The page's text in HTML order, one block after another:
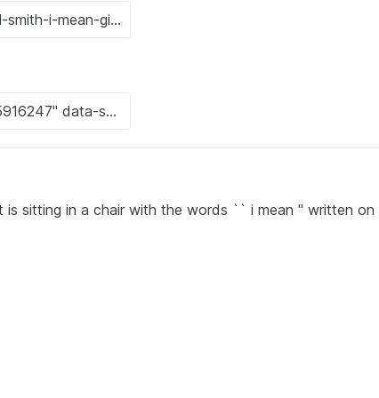
is sitting in a chair with the words `` i mean '' written on